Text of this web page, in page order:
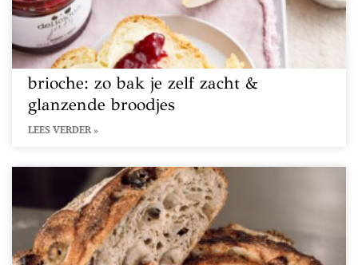
brioche: zo bak je zelf zacht &
glanzende broodjes
LEES VERDER »